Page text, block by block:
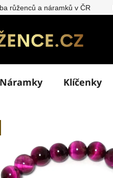
růženců a náramků v ČR
Náramky Klíčenky